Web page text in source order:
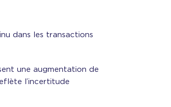
dans les transactions
une augmentation de
l’incertitude